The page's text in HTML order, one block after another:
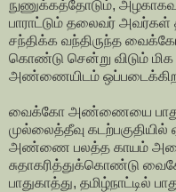
நுணுக்கத்தோடும்,
பாராட்டும் தலைவர் அவர்கள்
சந்திக்க வந்திருந்த
கொண்டு சென்று விடும் மிக
அண்ணையிடம்
வைக்கோ அண்ணையை
முல்லைத்தீவு கடற்பகுதியில்
அண்ணை பலத்த காயம்
சுதாகரித்துக்கொண்டு
பாதுகாத்து, தமிழ்நாட்டில்